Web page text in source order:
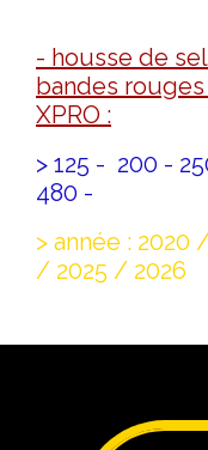
- housse de
bandes
XPRO :
> 125 - 200 -
480 -
> année :
/ 2025 / 2026